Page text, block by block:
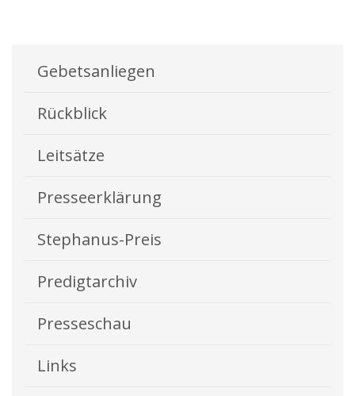
Gebetsanliegen
Rückblick
Leitsätze
Presseerklärung
Stephanus-Preis
Predigtarchiv
Presseschau
Links